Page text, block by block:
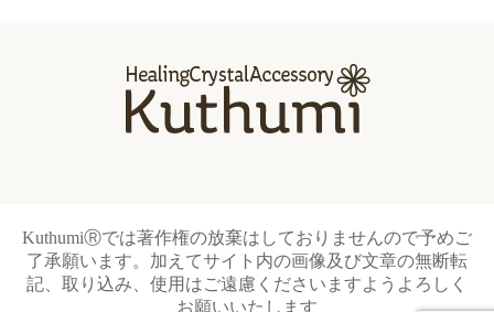
KuthumiⓇでは著作権の放棄はしておりませんので予めご
了承願います。加えてサイト内の画像及び文章の無断転
記、取り込み、使用はご遠慮くださいますようよろしく
お願いいたします